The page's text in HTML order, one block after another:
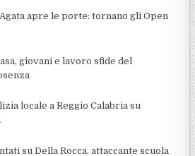
apre le porte: tornano gli Open
giovani e lavoro sfide del
locale a Reggio Calabria su
su Della Rocca, attaccante scuola